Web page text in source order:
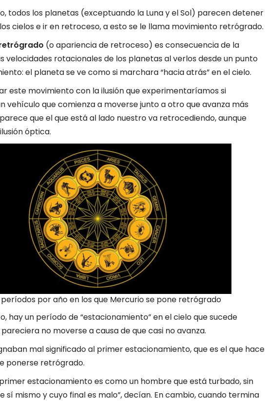
todos los planetas (exceptuando la Luna y el Sol) parecen detener
cielos e ir en retroceso, a esto se le llama movimiento retrógrado.
(o apariencia de retroceso) es consecuencia de la
velocidades rotacionales de los planetas al verlos desde un punto
el planeta se ve como si marchara “hacia atrás” en el cielo.
este movimiento con la ilusión que experimentaríamos si
vehículo que comienza a moverse junto a otro que avanza más
que el que está al lado nuestro va retrocediendo, aunque
óptica.
períodos por año en los que Mercurio se pone retrógrado
hay un período de “estacionamiento” en el cielo que sucede
no moverse a causa de que casi no avanza.
mal significado al primer estacionamiento, que es el que hace
ponerse retrógrado.
estacionamiento es como un hombre que está turbado, sin
sí mismo y cuyo final es malo”, decían. En cambio, cuando termina